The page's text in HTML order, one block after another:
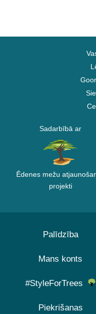
Sadarbībā ar
Ēdenes mežu
projekti
Palīdzība
Mans konts
#StyleForTrees
Piekrišanas